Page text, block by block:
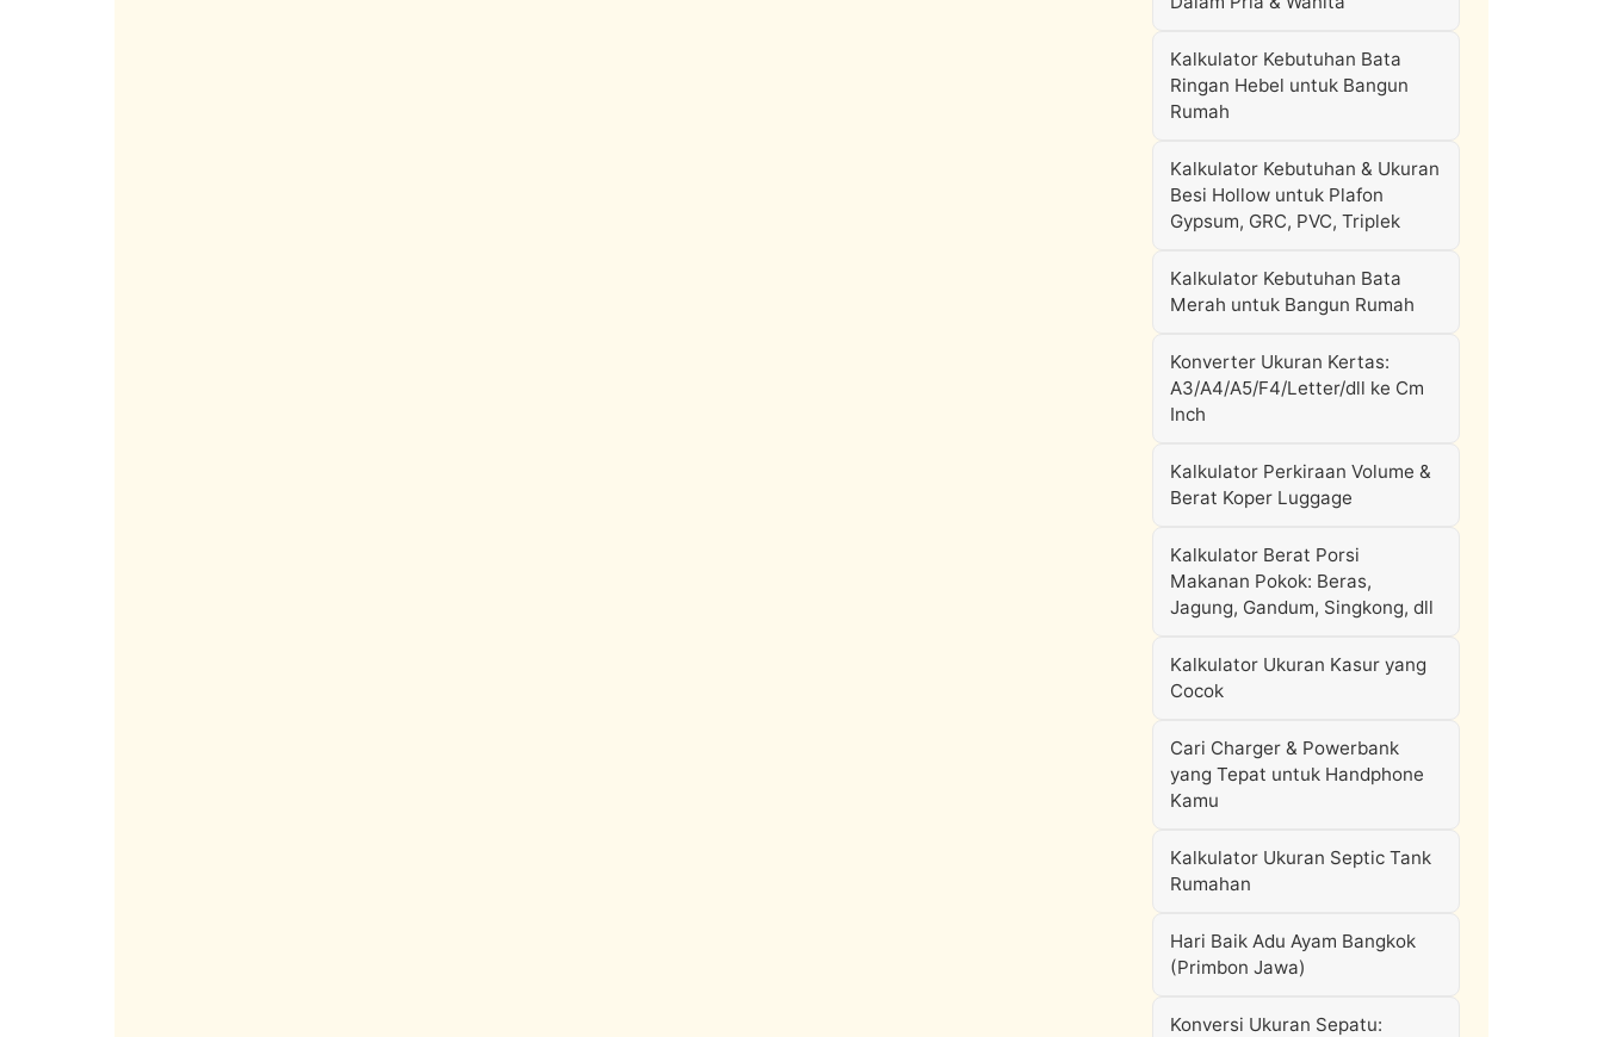
Kalkulator Kebutuhan Bata
Ringan Hebel untuk Bangun
Rumah
Kalkulator Kebutuhan & Ukuran
Besi Hollow untuk Plafon
Gypsum, GRC, PVC, Triplek
Kalkulator Kebutuhan Bata
Merah untuk Bangun Rumah
Konverter Ukuran Kertas:
A3/A4/A5/F4/Letter/dll ke Cm
Inch
Kalkulator Perkiraan Volume &
Berat Koper Luggage
Kalkulator Berat Porsi
Makanan Pokok: Beras,
Jagung, Gandum, Singkong, dll
Kalkulator Ukuran Kasur yang
Cocok
Cari Charger & Powerbank
yang Tepat untuk Handphone
Kamu
Kalkulator Ukuran Septic Tank
Rumahan
Hari Baik Adu Ayam Bangkok
(Primbon Jawa)
Konversi Ukuran Sepatu: